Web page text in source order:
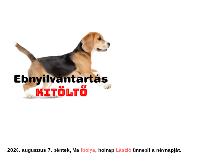
2026. augusztus 7. péntek, Ma Ibolya, holnap László ünnepli a névnapját.